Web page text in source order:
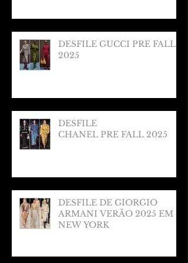
DESFILE GUCCI PRE FALL
2025
DESFILE
CHANEL PRE FALL 2025
DESFILE DE GIORGIO
ARMANI VERÃO 2025 EM
NEW YORK